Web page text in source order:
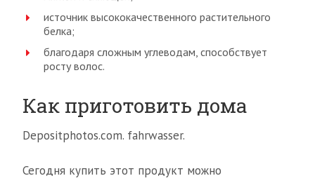
источник высококачественного растительного
белка;
благодаря сложным углеводам, способствует
росту волос.
Как приготовить дома
Depositphotos.com. fahrwasser.
Сегодня купить этот продукт можно